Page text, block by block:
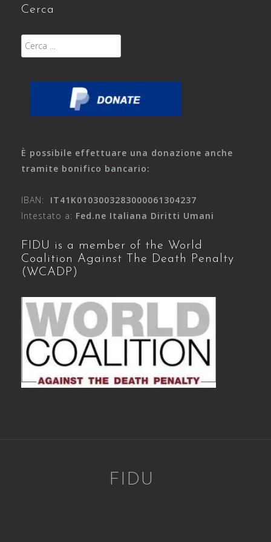
Cerca
Ricerca
per:
È possibile effettuare una donazione anche
tramite bonifico bancario:
IBAN: IT41K0103003283000061304237
Intestato a: Fed.ne Italiana Diritti Umani
FIDU is a member of the World
Coalition Against The Death Penalty
(WCADP)
FIDU